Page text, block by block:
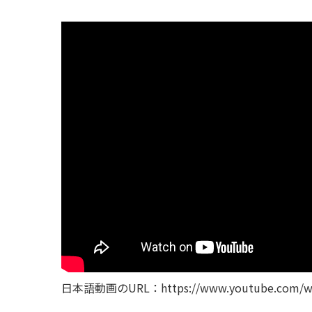
日本語動画のURL：https://www.youtube.com/